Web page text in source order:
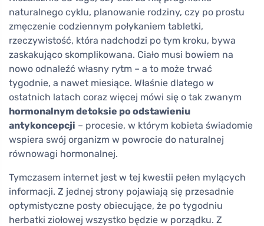
naturalnego cyklu, planowanie rodziny, czy po prostu
zmęczenie codziennym połykaniem tabletki,
rzeczywistość, która nadchodzi po tym kroku, bywa
zaskakująco skomplikowana. Ciało musi bowiem na
nowo odnaleźć własny rytm – a to może trwać
tygodnie, a nawet miesiące. Właśnie dlatego w
ostatnich latach coraz więcej mówi się o tak zwanym
hormonalnym detoksie po odstawieniu
antykoncepcji – procesie, w którym kobieta świadomie
wspiera swój organizm w powrocie do naturalnej
równowagi hormonalnej.
Tymczasem internet jest w tej kwestii pełen mylących
informacji. Z jednej strony pojawiają się przesadnie
optymistyczne posty obiecujące, że po tygodniu
herbatki ziołowej wszystko będzie w porządku. Z